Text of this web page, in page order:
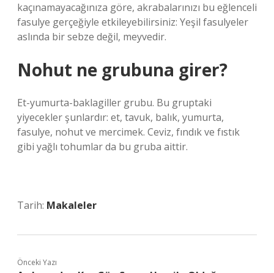
kaçınamayacağınıza göre, akrabalarınızı bu eğlenceli
fasulye gerçeğiyle etkileyebilirsiniz: Yeşil fasulyeler
aslında bir sebze değil, meyvedir.
Nohut ne grubuna girer?
Et-yumurta-baklagiller grubu. Bu gruptaki
yiyecekler şunlardır: et, tavuk, balık, yumurta,
fasulye, nohut ve mercimek. Ceviz, fındık ve fıstık
gibi yağlı tohumlar da bu gruba aittir.
Tarih: Makaleler
Önceki Yazı